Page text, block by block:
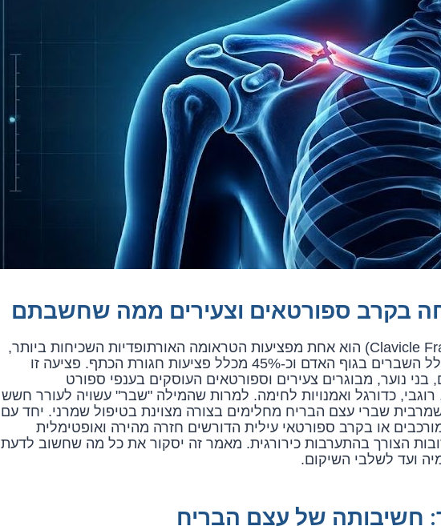
בקרב ספורטאים וצעירים ממה שחשבתם
שבר בעצם הבריח (Clavicle Fracture) הוא אחת מפציעות הטראומה האורתופדיות השכיחות ביותר,
המהווה כ-5% עד 10% מכלל השברים בגוף האדם וכ-45% מכלל פציעות חגורת הכתף. פציעה זו
בני נוער, מבוגרים צעירים וספורטאים העוסקים בענפי ספורט
כדורגל ואמנויות לחימה. למרות שהמילה "שבר" עשויה לעורר חשש
שברי עצם הבריח מחלימים בצורה מצוינת בטיפול שמרני. יחד עם
או בקרב ספורטאי עילית הדורשים חזרה מהירה ואופטימלית
הצורך בהתערבות כירורגית. מאמר זה יסקור את כל מה שחשוב לדעת
ועד לשלבי השיקום.
חשיבותה של עצם הבריח